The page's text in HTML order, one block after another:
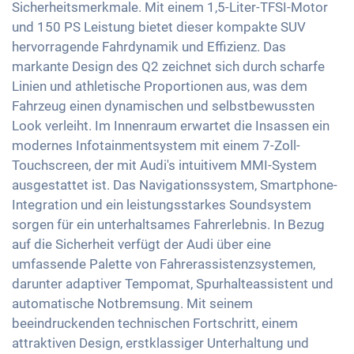
Aussenspiegel elektrisch verstellbar
Innenspiegel automatisch abblendend
18 Zoll Alufelgen
Android Auto
Touchscreen
Wireless Charging
Full Digital Cockpit
WLAN Hotspot
Sitzheizung vorne
Sitze Teil-Leder
Sportsitze
Getönte Scheiben
Ambientbeleuchtung
Mittelarmlehne für Vordersitze
Berganfahrhilfe
Umklappbare Sitze
Sicherheitsmerkmale. Mit einem 1,5-Liter-TFSI-Motor
und 150 PS Leistung bietet dieser kompakte SUV
hervorragende Fahrdynamik und Effizienz. Das
markante Design des Q2 zeichnet sich durch scharfe
Linien und athletische Proportionen aus, was dem
Fahrzeug einen dynamischen und selbstbewussten
Look verleiht. Im Innenraum erwartet die Insassen ein
modernes Infotainmentsystem mit einem 7-Zoll-
Touchscreen, der mit Audi's intuitivem MMI-System
ausgestattet ist. Das Navigationssystem, Smartphone-
Integration und ein leistungsstarkes Soundsystem
sorgen für ein unterhaltsames Fahrerlebnis. In Bezug
auf die Sicherheit verfügt der Audi über eine
umfassende Palette von Fahrerassistenzsystemen,
darunter adaptiver Tempomat, Spurhalteassistent und
automatische Notbremsung. Mit seinem
beeindruckenden technischen Fortschritt, einem
attraktiven Design, erstklassiger Unterhaltung und